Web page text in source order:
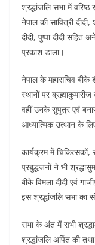
श्रद्धांजलि सभा में वरिष्ठ
नेपाल की सावित्री दीदी,
दीदी, पुष्पा दीदी सहित
प्रकाश डाला।
नेपाल के महासचिव बीके
स्थानों पर
वहीं उनके सुपुत्र एवं
आध्यात्मिक उत्थान के
कार्यक्रम में चिकित्सकों,
प्रबुद्धजनों ने भी
बीके विमला दीदी एवं
इस श्रद्धांजलि सभा का
सभा के अंत में सभी
श्रद्धांजलि अर्पित की